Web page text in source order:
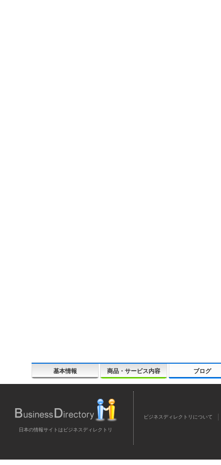
基本情報 商品・サービス内容 ブログ
日本の情報サイトはビジネスディレクトリ
ビジネスディレクトリについて